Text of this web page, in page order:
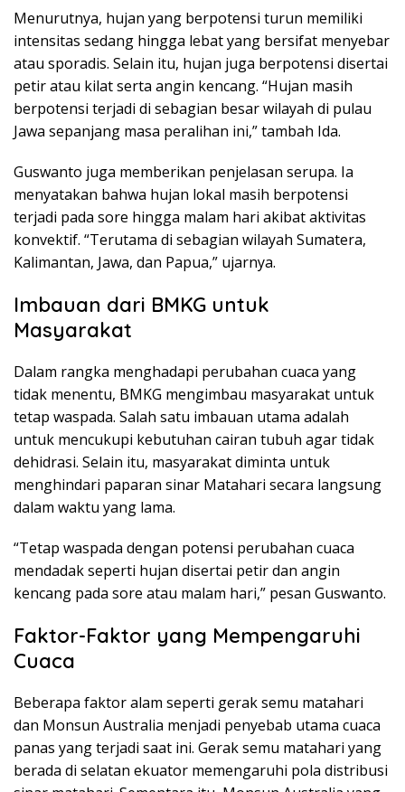
Menurutnya, hujan yang berpotensi turun memiliki
intensitas sedang hingga lebat yang bersifat menyebar
atau sporadis. Selain itu, hujan juga berpotensi disertai
petir atau kilat serta angin kencang. “Hujan masih
berpotensi terjadi di sebagian besar wilayah di pulau
Jawa sepanjang masa peralihan ini,” tambah Ida.
Guswanto juga memberikan penjelasan serupa. Ia
menyatakan bahwa hujan lokal masih berpotensi
terjadi pada sore hingga malam hari akibat aktivitas
konvektif. “Terutama di sebagian wilayah Sumatera,
Kalimantan, Jawa, dan Papua,” ujarnya.
Imbauan dari BMKG untuk
Masyarakat
Dalam rangka menghadapi perubahan cuaca yang
tidak menentu, BMKG mengimbau masyarakat untuk
tetap waspada. Salah satu imbauan utama adalah
untuk mencukupi kebutuhan cairan tubuh agar tidak
dehidrasi. Selain itu, masyarakat diminta untuk
menghindari paparan sinar Matahari secara langsung
dalam waktu yang lama.
“Tetap waspada dengan potensi perubahan cuaca
mendadak seperti hujan disertai petir dan angin
kencang pada sore atau malam hari,” pesan Guswanto.
Faktor-Faktor yang Mempengaruhi
Cuaca
Beberapa faktor alam seperti gerak semu matahari
dan Monsun Australia menjadi penyebab utama cuaca
panas yang terjadi saat ini. Gerak semu matahari yang
berada di selatan ekuator memengaruhi pola distribusi